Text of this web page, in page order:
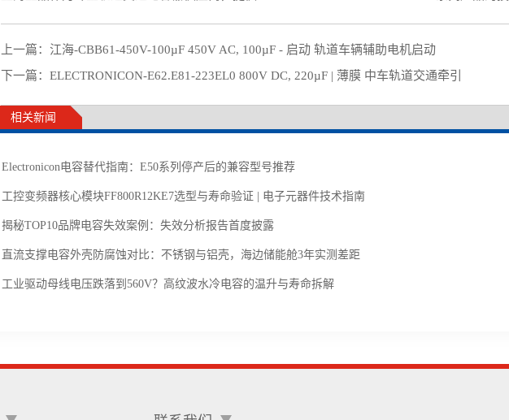
上一篇： 江海-CBB61-450V-100µF 450V AC, 100µF - 启动 轨道车辆辅助电机启动
下一篇： ELECTRONICON-E62.E81-223EL0 800V DC, 220µF | 薄膜 中车轨道交通牵引
相关新闻
Electronicon电容替代指南：E50系列停产后的兼容型号推荐
工控变频器核心模块FF800R12KE7选型与寿命验证 | 电子元器件技术指南
揭秘TOP10品牌电容失效案例：失效分析报告首度披露
直流支撑电容外壳防腐蚀对比：不锈钢与铝壳，海边储能舱3年实测差距
工业驱动母线电压跌落到560V？高纹波水冷电容的温升与寿命拆解